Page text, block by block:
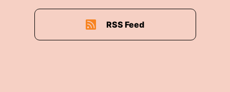
RSS Feed